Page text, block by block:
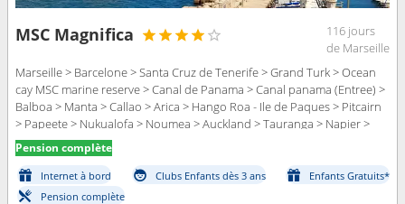
MSC Magnifica
116 jours
de Marseille
Marseille > Barcelone > Santa Cruz de Tenerife > Grand Turk > Ocean
cay MSC marine reserve > Canal de Panama > Canal panama (Entree) >
Balboa > Manta > Callao > Arica > Hango Roa - Ile de Paques > Pitcairn
> Papeete > Nukualofa > Noumea > Auckland > Tauranga > Napier >
Picton > Wellington > Sydney > Cairns > Lombok > Benoa > Ho Chi
Minh-Ville > Baie d Halong > Chan May > Laem Chabang > Sihanoukville
> Singapour > Port Klang > Colombo > Cochin > Bombay > Dubai >
Mascate > Aqaba > Canal de suez (sortie) > Canal de Suez > Alexandrie
Pension complète
Internet à bord Clubs Enfants dès 3 ans
Enfants Gratuits*
Pension complète